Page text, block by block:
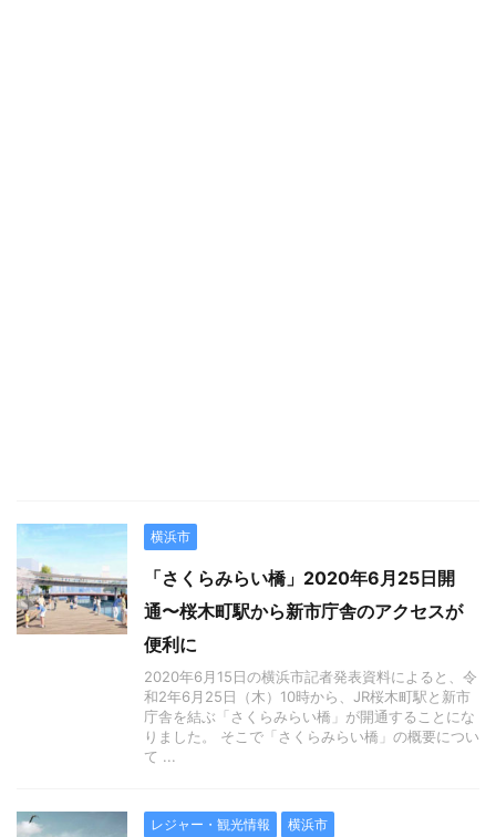
横浜市
「さくらみらい橋」2020年6月25日開
通〜桜木町駅から新市庁舎のアクセスが
便利に
2020年6月15日の横浜市記者発表資料によると、令
和2年6月25日（木）10時から、JR桜木町駅と新市
庁舎を結ぶ「さくらみらい橋」が開通することにな
りました。 そこで「さくらみらい橋」の概要につい
て ...
レジャー・観光情報 横浜市